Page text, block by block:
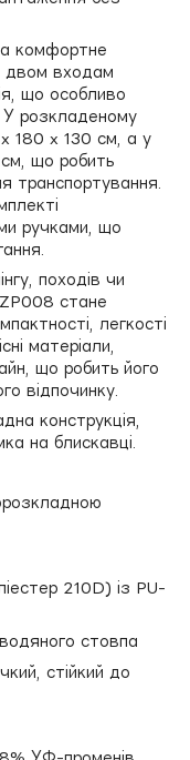
комфортне
двом входам
що особливо
У розкладеному
x 180 x 130 см, а у
що робить
транспортування.
ручками, що
походів чи
стане
легкості
матеріали,
що робить його
відпочинку.
конструкція,
на блискавці.
210D) із PU-
стовпа
стійкий до